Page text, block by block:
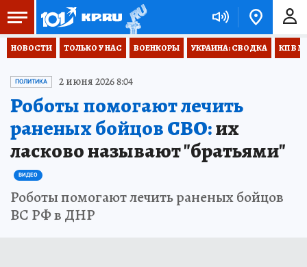
НОВОСТИ ТОЛЬКО У НАС ВОЕНКОРЫ УКРАИНА: СВОДКА КП В
ПОЛИТИКА 2 июня 2026 8:04
Роботы помогают лечить
раненых бойцов СВО:их
ласково называют "братьями"
ВИДЕО
Роботы помогают лечить раненых бойцов
ВС РФ в ДНР